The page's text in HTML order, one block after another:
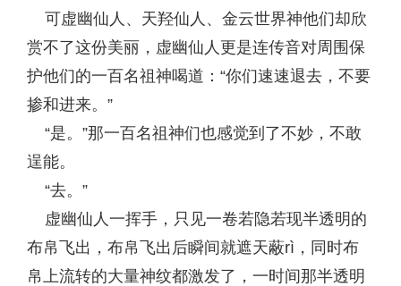
可虚幽仙人、天羟仙人、金云世界神他们却欣
赏不了这份美丽，虚幽仙人更是连传音对周围保
护他们的一百名祖神喝道：“你们速速退去，不要
掺和进来。”
“是。”那一百名祖神们也感觉到了不妙，不敢
逞能。
“去。”
虚幽仙人一挥手，只见一卷若隐若现半透明的
布帛飞出，布帛飞出后瞬间就遮天蔽rì，同时布
帛上流转的大量神纹都激发了，一时间那半透明